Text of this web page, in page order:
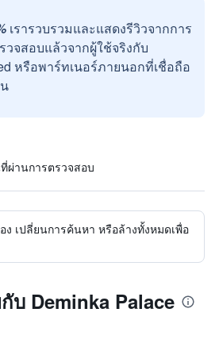
เรารวบรวมและแสดงรีวิวจากการ
วจสอบแล้วจากผู้ใช้จริงกับ
หรือพาร์ทเนอร์ภายนอกที่เชื่อถือ
ผ่านการตรวจสอบ
ง เปลี่ยนการค้นหา หรือล้างทั้งหมดเพื่อ
บ Deminka Palace